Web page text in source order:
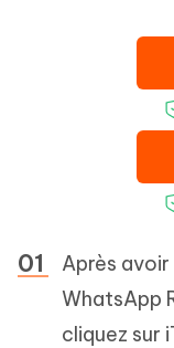
Après
WhatsApp
cliquez sur